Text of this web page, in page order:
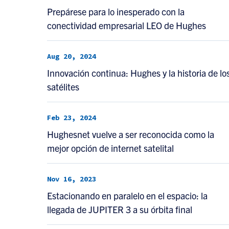
Prepárese para lo inesperado con la
conectividad empresarial LEO de Hughes
Aug 20, 2024
Innovación continua: Hughes y la historia de
satélites
Feb 23, 2024
Hughesnet vuelve a ser reconocida como la
mejor opción de internet satelital
Nov 16, 2023
Estacionando en paralelo en el espacio: la
llegada de JUPITER 3 a su órbita final